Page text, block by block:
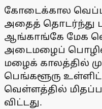
கோடைக்கால
அதைத் தொடர்ந்து
ஆங்காங்கே மேக
அடைமழைப்
மழைக் காலத்தில்
பெங்களூரு
வெள்ளத்தில்
விட்டது.